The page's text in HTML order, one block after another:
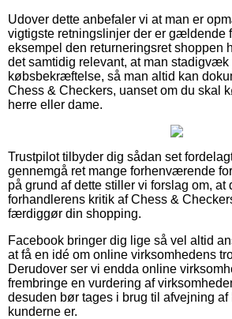
Udover dette anbefaler vi at man er
vigtigste retningslinjer der er gældende
eksempel den returneringsret shoppen
det samtidig relevant, at man stadigvæk
købsbekræftelse, så man altid kan
Chess & Checkers, uanset om du skal
herre eller dame.
Trustpilot tilbyder dig sådan set
gennemgå ret mange forhenværende
på grund af dette stiller vi forslag om, at
forhandlerens kritik af Chess &
færdiggør din shopping.
Facebook bringer dig lige så vel altid
at få en idé om online virksomhedens
Derudover ser vi endda online
frembringe en vurdering af
desuden bør tages i brug til afvejning af
kunderne er.